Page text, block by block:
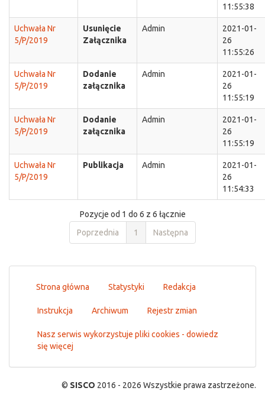
11:55:38
Uchwała Nr
5/P/2019
Usunięcie
Załącznika
Admin
2021-01-
26
11:55:26
Uchwała Nr
5/P/2019
Dodanie
załącznika
Admin
2021-01-
26
11:55:19
Uchwała Nr
5/P/2019
Dodanie
załącznika
Admin
2021-01-
26
11:55:19
Uchwała Nr
5/P/2019
Publikacja Admin
2021-01-
26
11:54:33
Pozycje od 1 do 6 z 6 łącznie
Poprzednia
1 Następna
Strona główna Statystyki Redakcja
Instrukcja Archiwum Rejestr zmian
Nasz serwis wykorzystuje pliki cookies - dowiedz
się więcej
© SISCO 2016 - 2026 Wszystkie prawa zastrzeżone.